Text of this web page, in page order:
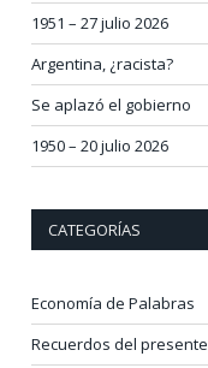
1951 – 27 julio 2026
Argentina, ¿racista?
Se aplazó el gobierno
1950 – 20 julio 2026
CATEGORÍAS
Economía de Palabras
Recuerdos del presente